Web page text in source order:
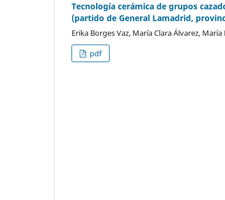
Tecnología cerámica de grupos
(partido de General Lamadrid,
Erika Borges Vaz, María Clara Álvarez,
pdf